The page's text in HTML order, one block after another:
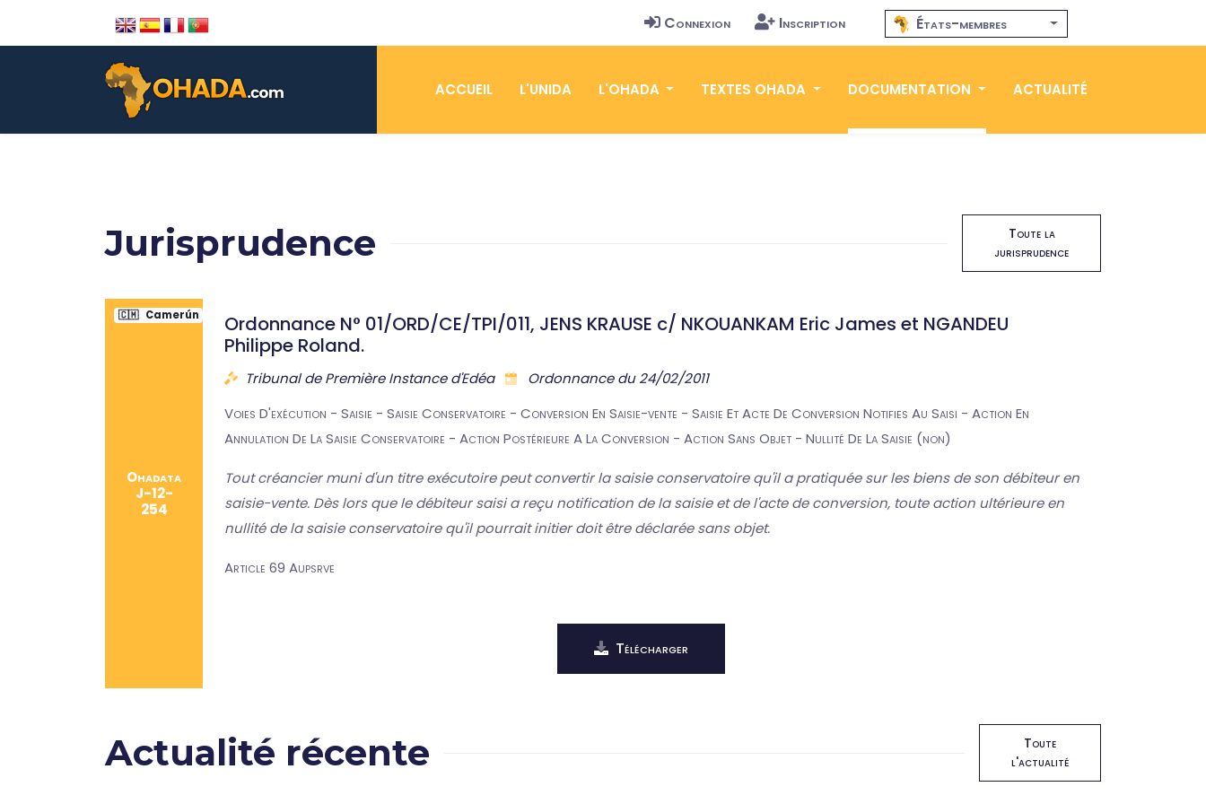
Connexion Inscription États-membres
ACCUEIL L'UNIDA L'OHADA TEXTES OHADA DOCUMENTATION ACTUALITÉ
Jurisprudence
Toute la
jurisprudence
🇨🇲 Camerún
Ohadata
J-12-
254
Ordonnance N° 01/ORD/CE/TPI/011, JENS KRAUSE c/ NKOUANKAM Eric James et NGANDEU
Philippe Roland.
Tribunal de Première Instance d'Edéa
Ordonnance du 24/02/2011
Voies D'exécution - Saisie - Saisie Conservatoire - Conversion En Saisie-vente - Saisie Et Acte De Conversion Notifies Au Saisi - Action En
Annulation De La Saisie Conservatoire - Action Postérieure A La Conversion - Action Sans Objet - Nullité De La Saisie (non)
Tout créancier muni d'un titre exécutoire peut convertir la saisie conservatoire qu'il a pratiquée sur les biens de son débiteur en
saisie-vente. Dès lors que le débiteur saisi a reçu notification de la saisie et de l'acte de conversion, toute action ultérieure en
nullité de la saisie conservatoire qu'il pourrait initier doit être déclarée sans objet.
Article 69 Aupsrve
Télécharger
Actualité récente
Toute
l'actualité